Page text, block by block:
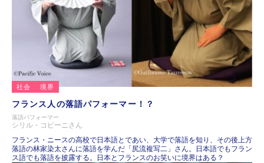
社会 境界
フランス人の落語パフォーマー！？
落語パフォーマー
シリル・コピーニさん
フランス・ニースの高校で日本語とであい、大学で落語を知り、その後上方
落語の林家染太さんに落語を学んだ「尻流複写二」さん。日本語でもフラン
ス語でも落語を披露する。日本とフランスのお笑いに境界はある？